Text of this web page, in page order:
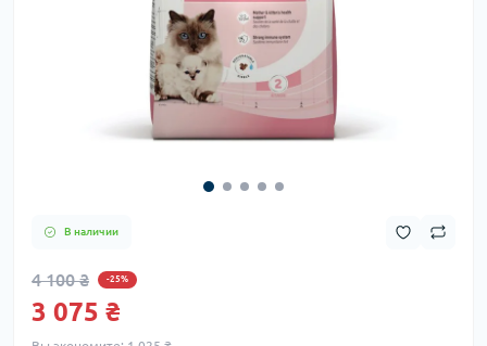
В наличии
4 100 ₴ -25%
3 075 ₴